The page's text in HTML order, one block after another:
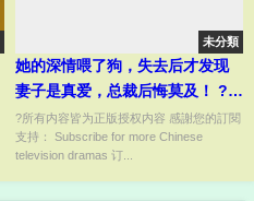
未分類
她的深情喂了狗，失去后才发现
妻子是真爱，总裁后悔莫及！ ? #
短劇 #甜寵 #先婚後愛 #復仇 #霸
總 #逆襲
?所有内容皆为正版授权内容 感謝您的訂閱
支持： Subscribe for more Chinese
television dramas 订...